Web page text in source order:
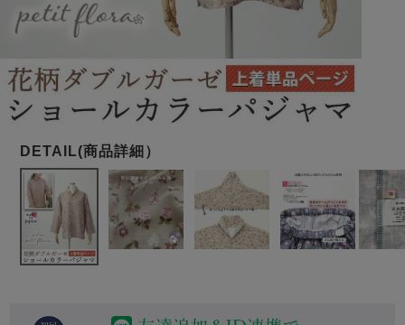
春 夏 秋 冬
ガールズパジャマ
柄物
売れ筋ランキング
売れ筋ランキング
- Item Ranking -
- New Arrival -
目的別でさがす一覧はこちら
すべてのメン
ズ
パジャマ
長袖 半袖 七分袖
前開き かぶり スリーパー